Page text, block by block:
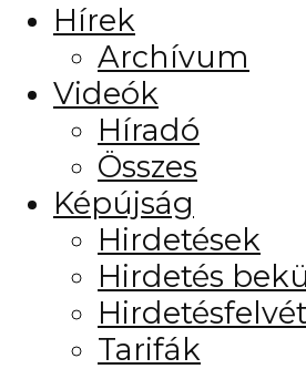
Hírek
Archívum
Videók
Híradó
Összes
Képújság
Hirdetések
Hirdetés
Tarifák